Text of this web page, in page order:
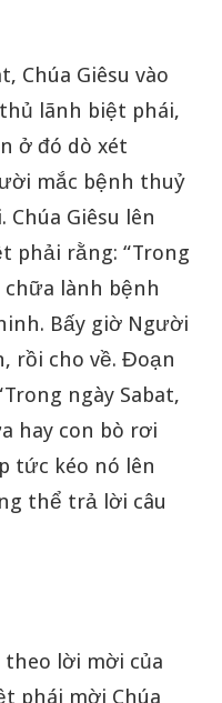
Chúa Giêsu vào
lãnh biệt phái,
ở đó dò xét
mắc bệnh thuỷ
Giêsu lên
phải rằng: “Trong
chữa lành bệnh
Bấy giờ Người
rồi cho về. Đoạn
ngày Sabat,
hay con bò rơi
tức kéo nó lên
thể trả lời câu
theo lời mời của
phái mời Chúa